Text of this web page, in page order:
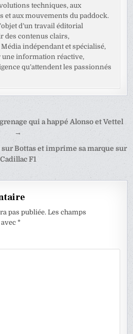
techniques, aux
et aux mouvements du paddock.
d’un travail éditorial
des contenus clairs,
indépendant et spécialisé,
une information réactive,
qu’attendent les passionnés
qui a happé Alonso et Vettel
→
sur Bottas et imprime sa marque sur
Cadillac F1
pas publiée. Les champs
avec*